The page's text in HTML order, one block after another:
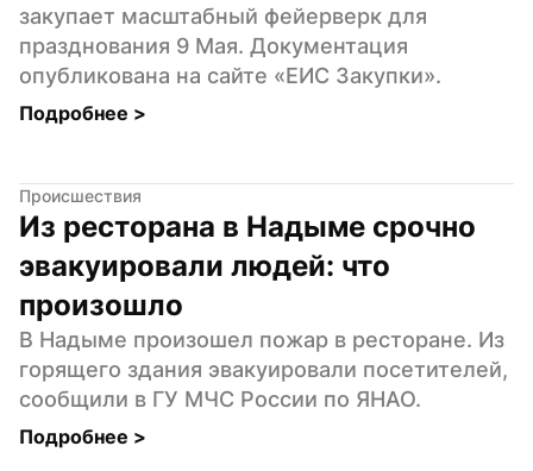
закупает масштабный фейерверк для
празднования 9 Мая. Документация
опубликована на сайте «ЕИС Закупки».
Подробнее >
Происшествия
Из ресторана в Надыме срочно
эвакуировали людей: что
произошло
В Надыме произошел пожар в ресторане. Из
горящего здания эвакуировали посетителей,
сообщили в ГУ МЧС России по ЯНАО.
Подробнее >